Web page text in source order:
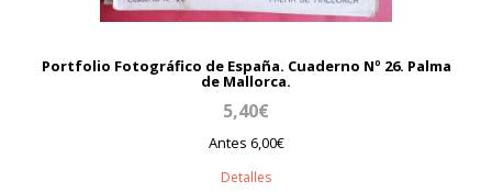
Portfolio Fotográfico de España. Cuaderno Nº 26. Palma
de Mallorca.
5,40€
Antes 6,00€
Detalles